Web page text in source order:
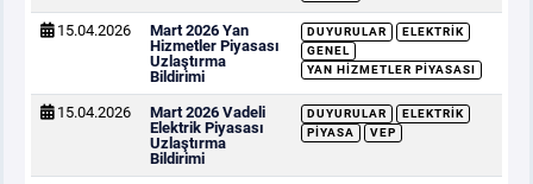
15.04.2026
Mart 2026 Yan
Hizmetler Piyasası
Uzlaştırma
Bildirimi
DUYURULAR
ELEKTRIK
GENEL
YAN HIZMETLER PIYASASI
15.04.2026
Mart 2026 Vadeli
Elektrik Piyasası
Uzlaştırma
Bildirimi
DUYURULAR
ELEKTRIK
PIYASA
VEP